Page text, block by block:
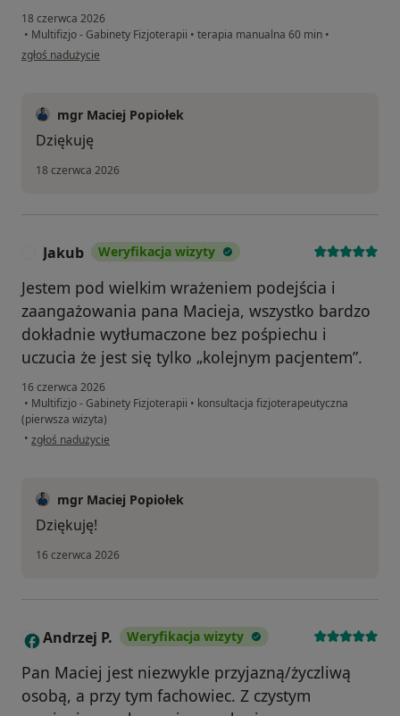
18 czerwca 2026
• Multifizjo - Gabinety Fizjoterapii • terapia manualna 60 min •
w opinii użytkownika Izabela
zgłoś nadużycie
mgr Maciej Popiołek
Dziękuję
18 czerwca 2026
Jakub Weryfikacja wizyty
Jestem pod wielkim wrażeniem podejścia i
zaangażowania pana Macieja, wszystko bardzo
dokładnie wytłumaczone bez pośpiechu i
uczucia że jest się tylko „kolejnym pacjentem”.
16 czerwca 2026
• Multifizjo - Gabinety Fizjoterapii • konsultacja fizjoterapeutyczna
(pierwsza wizyta)
• w opinii użytkownika Jakub
zgłoś nadużycie
mgr Maciej Popiołek
Dziękuję!
16 czerwca 2026
A Andrzej P. Weryfikacja wizyty
Pan Maciej jest niezwykle przyjazną/życzliwą
osobą, a przy tym fachowiec. Z czystym